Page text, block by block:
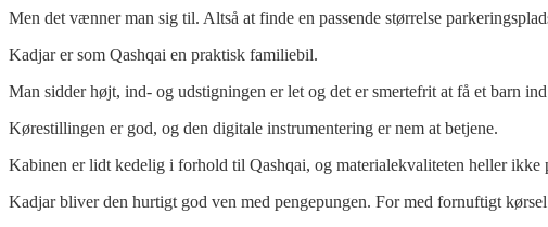
Men det vænner man sig til. Altså at finde en passende størrelse
Kadjar er som Qashqai en praktisk familiebil.
Man sidder højt, ind- og udstigningen er let og det er smertefrit at få et barn
Kørestillingen er god, og den digitale instrumentering er nem at betjene.
Kabinen er lidt kedelig i forhold til Qashqai, og materialekvaliteten heller ikke
Kadjar bliver den hurtigt god ven med pengepungen. For med fornuftigt